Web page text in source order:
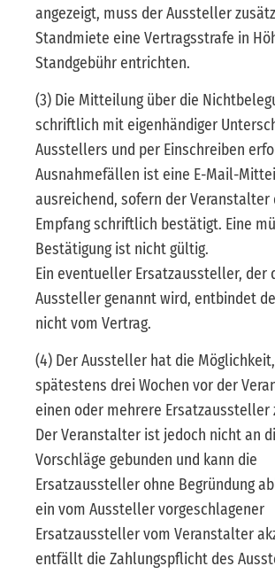
angezeigt, muss der Aussteller
Standmiete eine Vertragsstrafe in
Standgebühr entrichten.
(3) Die Mitteilung über die
schriftlich mit eigenhändiger
Ausstellers und per Einschreiben
Ausnahmefällen ist eine E-Mail-
ausreichend, sofern der Veranstalter
Empfang schriftlich bestätigt. Eine
Bestätigung ist nicht gültig.
Ein eventueller Ersatzaussteller, der
Aussteller genannt wird, entbindet
nicht vom Vertrag.
(4) Der Aussteller hat die
spätestens drei Wochen vor der
einen oder mehrere Ersatzaussteller
Der Veranstalter ist jedoch nicht an
Vorschläge gebunden und kann die
Ersatzaussteller ohne Begründung
ein vom Aussteller vorgeschlagener
Ersatzaussteller vom Veranstalter
entfällt die Zahlungspflicht des